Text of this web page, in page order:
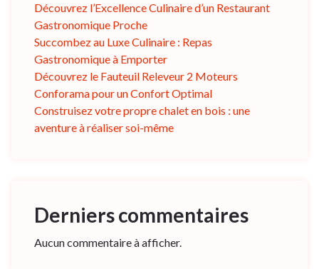
Découvrez l’Excellence Culinaire d’un Restaurant
Gastronomique Proche
Succombez au Luxe Culinaire : Repas
Gastronomique à Emporter
Découvrez le Fauteuil Releveur 2 Moteurs
Conforama pour un Confort Optimal
Construisez votre propre chalet en bois : une
aventure à réaliser soi-même
Derniers commentaires
Aucun commentaire à afficher.